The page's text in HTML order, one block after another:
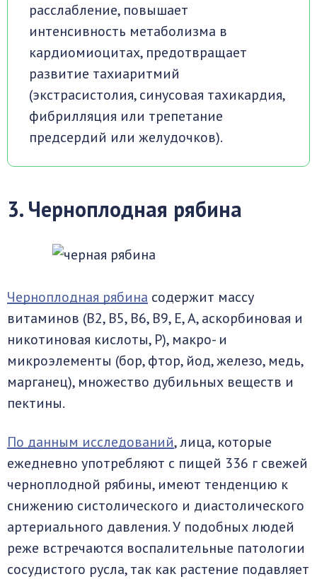
расслабление, повышает
интенсивность метаболизма в
кардиомиоцитах, предотвращает
развитие тахиаритмий
(экстрасистолия, синусовая тахикардия,
фибрилляция или трепетание
предсердий или желудочков).
3. Черноплодная рябина
Черноплодная рябина содержит массу
витаминов (В2, В5, В6, В9, Е, А, аскорбиновая и
никотиновая кислоты, Р), макро- и
микроэлементы (бор, фтор, йод, железо, медь,
марганец), множество дубильных веществ и
пектины.
По данным исследований, лица, которые
ежедневно употребляют с пищей 336 г свежей
черноплодной рябины, имеют тенденцию к
снижению систолического и диастолического
артериального давления. У подобных людей
реже встречаются воспалительные патологии
сосудистого русла, так как растение подавляет